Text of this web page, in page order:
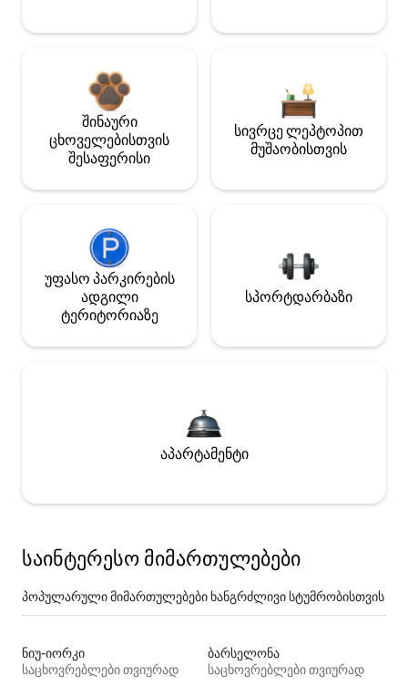
შინაური
ცხოველებისთვის
შესაფერისი
სივრცე ლეპტოპით
მუშაობისთვის
უფასო პარკირების
ადგილი
ტერიტორიაზე
სპორტდარბაზი
აპარტამენტი
საინტერესო მიმართულებები
პოპულარული მიმართულებები ხანგრძლივი სტუმრობისთვის
ნიუ-იორკი
საცხოვრებლები თვიურად
ბარსელონა
საცხოვრებლები თვიურად